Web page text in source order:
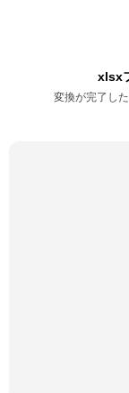
xlsx
変換が完了し